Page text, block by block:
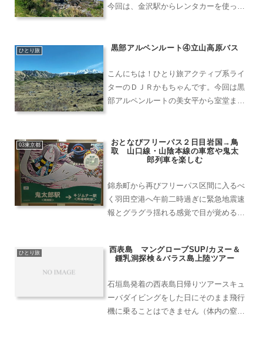
今回は、金沢駅からレンタカーを使っ
た。観光名所なんて東尋坊くらいでし
ひとり旅 黒部アルペンルート④立山高原バス
こんにちは！ひとり旅アクティブ系ライ
ターのＤＪＲかもちゃんです。今回は黒
部アルペンルートの美女平から室堂まで
行・並ぶケーブルカーを下りた後は、ま
っすぐ案内に従って室堂行...
03東京都
おとなびフリーパス２日目岩国→鳥
取 山口線・山陰本線の車窓や鬼太
郎列車を楽しむ
錦糸町から再びフリーパス区間に入るべ
く羽田空港へ午前二時過ぎに緊急地震速
報とグラグラ揺れる感覚で目が覚める。
日本全国の空港制覇を終えているもの
ひとり旅
西表島 マングローブSUP/カヌー＆
鍾乳洞探検＆バラス島上陸ツアー
石垣島発着の西表島日帰りツアースキュ
ーバダイビングをした日にそのまま飛行
機に乗ることはできません（体内の窒素